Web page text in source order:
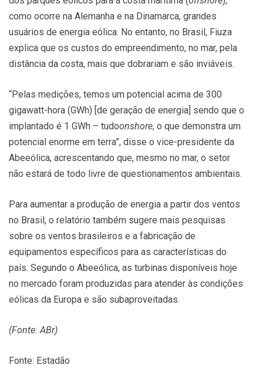
como ocorre na Alemanha e na Dinamarca, grandes
usuários de energia eólica. No entanto, no Brasil, Fiuza
explica que os custos do empreendimento, no mar, pela
distância da costa, mais que dobrariam e são inviáveis.
“Pelas medições, temos um potencial acima de 300
gigawatt-hora (GWh) [de geração de energia] sendo que o
implantado é 1 GWh – tudoonshore, o que demonstra um
potencial enorme em terra”, disse o vice-presidente da
Abeeólica, acrescentando que, mesmo no mar, o setor
não estará de todo livre de questionamentos ambientais.
Para aumentar a produção de energia a partir dos ventos
no Brasil, o relatório também sugere mais pesquisas
sobre os ventos brasileiros e a fabricação de
equipamentos específicos para as características do
país. Segundo o Abeeólica, as turbinas disponíveis hoje
no mercado foram produzidas para atender às condições
eólicas da Europa e são subaproveitadas.
(Fonte: ABr)
Fonte: Estadão